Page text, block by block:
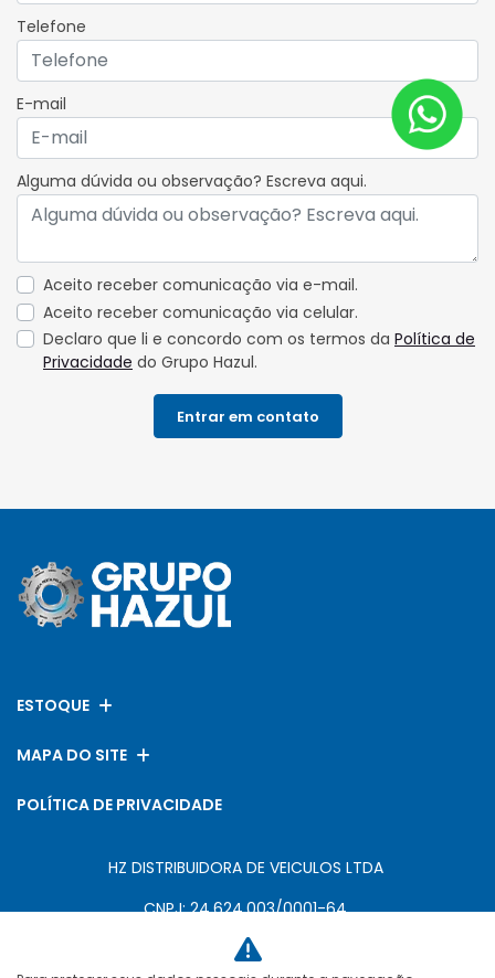
Telefone
E-mail
Alguma dúvida ou observação? Escreva aqui.
Aceito receber comunicação via e-mail.
Aceito receber comunicação via celular.
Declaro que li e concordo com os termos da Política de
Privacidade do Grupo Hazul.
Entrar em contato
ESTOQUE
MAPA DO SITE
POLÍTICA DE PRIVACIDADE
HZ DISTRIBUIDORA DE VEICULOS LTDA
CNPJ: 24.624.003/0001-64